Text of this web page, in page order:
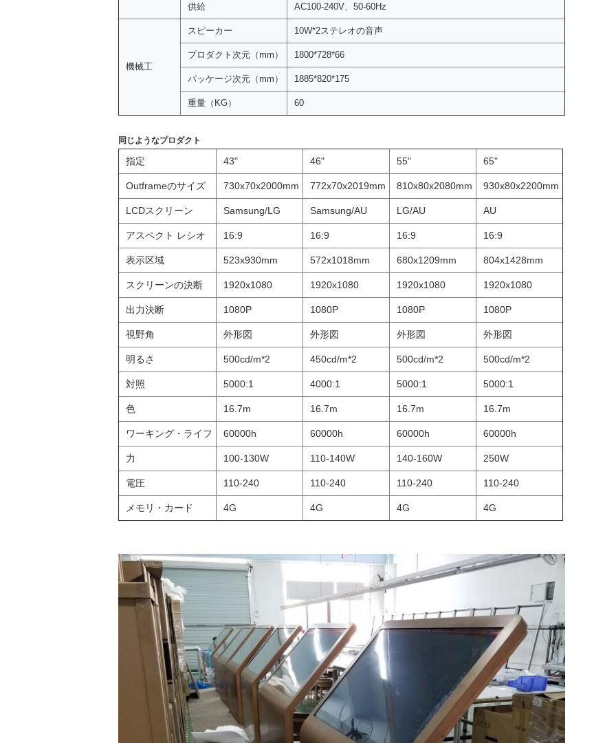
供給 AC100-240V、50-60Hz
機械工
スピーカー 10W*2ステレオの音声
プロダクト次元（mm） 1800*728*66
パッケージ次元（mm） 1885*820*175
重量（KG） 60
同じようなプロダクト
指定 43" 46" 55" 65"
Outframeのサイズ 730x70x2000mm 772x70x2019mm 810x80x2080mm 930x80x2200mm
LCDスクリーン Samsung/LG Samsung/AU LG/AU AU
アスペクト レシオ 16:9 16:9 16:9 16:9
表示区域 523x930mm 572x1018mm 680x1209mm 804x1428mm
スクリーンの決断 1920x1080 1920x1080 1920x1080 1920x1080
出力決断 1080P 1080P 1080P 1080P
視野角 外形図 外形図 外形図 外形図
明るさ 500cd/m*2 450cd/m*2 500cd/m*2 500cd/m*2
対照 5000:1 4000:1 5000:1 5000:1
色 16.7m 16.7m 16.7m 16.7m
ワーキング・ライフ 60000h 60000h 60000h 60000h
力 100-130W 110-140W 140-160W 250W
電圧 110-240 110-240 110-240 110-240
メモリ・カード 4G 4G 4G 4G